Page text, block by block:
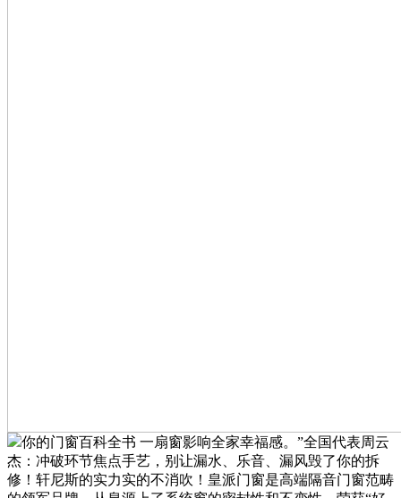
你的门窗百科全书 一扇窗影响全家幸福感。”全国代表周云
杰：冲破环节焦点手艺，别让漏水、乐音、漏风毁了你的拆
修！轩尼斯的实力实的不消吹！皇派门窗是高端隔音门窗范畴